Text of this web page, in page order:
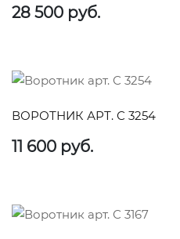
28 500 руб.
ВОРОТНИК АРТ. С 3254
11 600 руб.